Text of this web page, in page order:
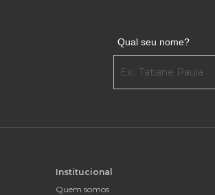
Qual seu nome?
Institucional
Quem somos